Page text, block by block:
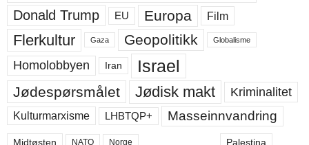
Donald Trump EU Europa Film
Flerkultur Gaza Geopolitikk Globalisme
Homolobbyen Iran Israel
Jødespørsmålet Jødisk makt Kriminalitet
Kulturmarxisme LHBTQP+ Masseinnvandring
Midtøsten NATO Norge Palestina